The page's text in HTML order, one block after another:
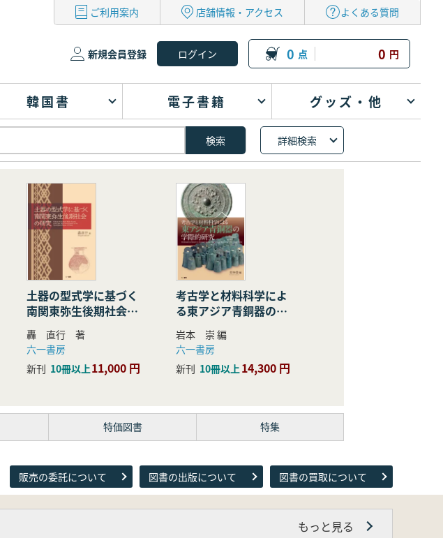
ご利用案内 店舗情報・アクセス よくある質問
新規会員登録 0 点 0 円
韓国書 電子書籍 グッズ・他
詳細検索
土器の型式学に基づく
南関東弥生後期社会の
研究
轟 直行 著
六一書房
新刊 10冊以上11,000 円
考古学と材料科学によ
る東アジア青銅器の学
際的研究
岩本 崇 編
六一書房
新刊 10冊以上14,300 円
特価図書 特集
販売の委託について 図書の出版について 図書の買取について
もっと見る